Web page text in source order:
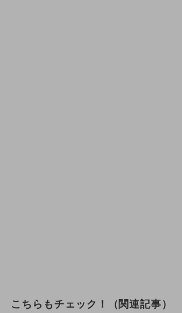
こちらもチェック！（関連記事）